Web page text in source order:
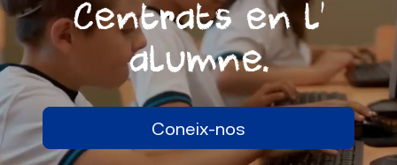
Centrats en l’
alumne.
Coneix-nos